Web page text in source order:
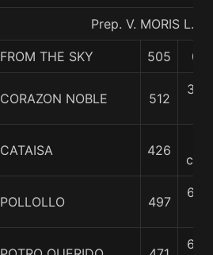
Prep. V. MORIS L.
FROM THE SKY 505 0/0
CORAZON NOBLE 512
3 1/
CATAISA 426
POLLOLLO 497
6 1/
6 1/